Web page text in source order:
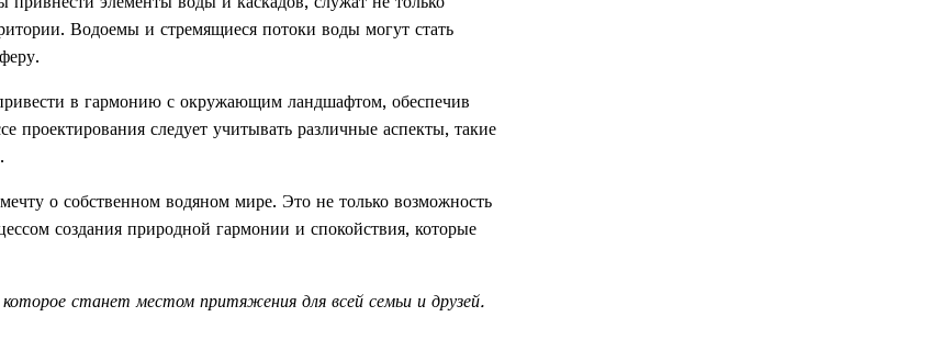
Водоемы и стремящиеся потоки воды могут стать
в гармонию с окружающим ландшафтом, обеспечив
проектирования следует учитывать различные аспекты, такие
о собственном водяном мире. Это не только возможность
создания природной гармонии и спокойствия, которые
станет местом притяжения для всей семьи и друзей.